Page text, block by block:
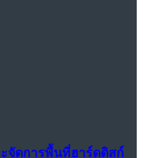
ะจัดการพื้นที่ฮาร์ดดิสก์